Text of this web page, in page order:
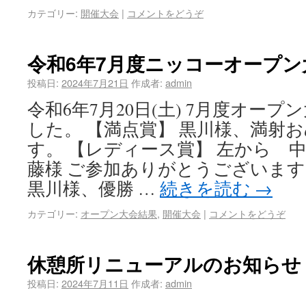
カテゴリー: 開催大会 | コメントをどうぞ
令和6年7月度ニッコーオープ
投稿日: 2024年7月21日 作成者: admin
令和6年7月20日(土) 7月度オープ
した。 【満点賞】 黒川様、満射
す。 【レディース賞】 左から
藤様 ご参加ありがとうございま
黒川様、優勝 … 続きを読む →
カテゴリー: オープン大会結果, 開催大会 | コメントをどうぞ
休憩所リニューアルのお知らせ
投稿日: 2024年7月11日 作成者: admin